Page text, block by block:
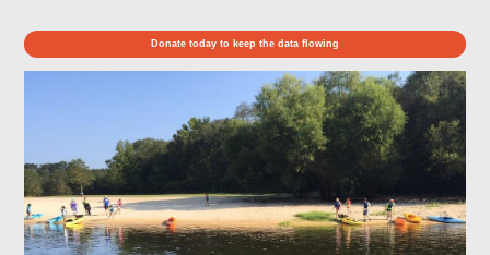
Donate today to keep the data flowing